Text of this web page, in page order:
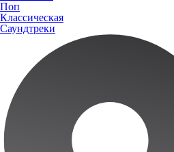
Поп
Классическая
Саундтреки